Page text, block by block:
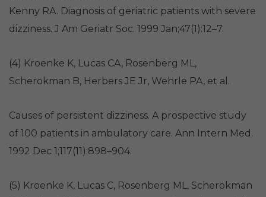
Kenny RA. Diagnosis of geriatric patients with severe
dizziness. J Am Geriatr Soc. 1999 Jan;47(1):12–7.
(4) Kroenke K, Lucas CA, Rosenberg ML,
Scherokman B, Herbers JE Jr, Wehrle PA, et al.
Causes of persistent dizziness. A prospective study
of 100 patients in ambulatory care. Ann Intern Med.
1992 Dec 1;117(11):898–904.
(5) Kroenke K, Lucas C, Rosenberg ML, Scherokman